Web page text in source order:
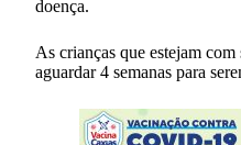
doença.
As crianças que estejam
aguardar 4 semanas para